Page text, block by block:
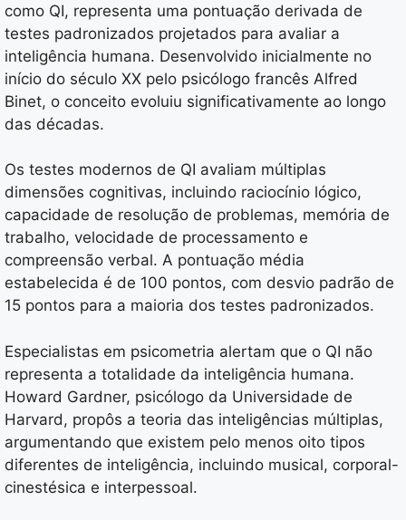
como QI, representa uma pontuação derivada de
testes padronizados projetados para avaliar a
inteligência humana. Desenvolvido inicialmente no
início do século XX pelo psicólogo francês Alfred
Binet, o conceito evoluiu significativamente ao longo
das décadas.
Os testes modernos de QI avaliam múltiplas
dimensões cognitivas, incluindo raciocínio lógico,
capacidade de resolução de problemas, memória de
trabalho, velocidade de processamento e
compreensão verbal. A pontuação média
estabelecida é de 100 pontos, com desvio padrão de
15 pontos para a maioria dos testes padronizados.
Especialistas em psicometria alertam que o QI não
representa a totalidade da inteligência humana.
Howard Gardner, psicólogo da Universidade de
Harvard, propôs a teoria das inteligências múltiplas,
argumentando que existem pelo menos oito tipos
diferentes de inteligência, incluindo musical, corporal-
cinestésica e interpessoal.